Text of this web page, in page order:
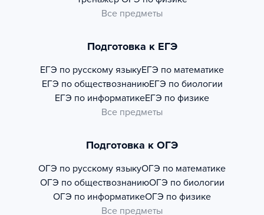
Все предметы
Подготовка к ЕГЭ
ЕГЭ по русскому языкуЕГЭ по математике
ЕГЭ по обществознаниюЕГЭ по биологии
ЕГЭ по информатикеЕГЭ по физике
Все предметы
Подготовка к ОГЭ
ОГЭ по русскому языкуОГЭ по математике
ОГЭ по обществознаниюОГЭ по биологии
ОГЭ по информатикеОГЭ по физике
Все предметы